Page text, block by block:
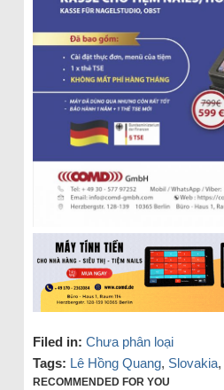
Filed in: Chưa phân loại
Tags: Lê Hồng Quang, Slovakia,
RECOMMENDED FOR YOU